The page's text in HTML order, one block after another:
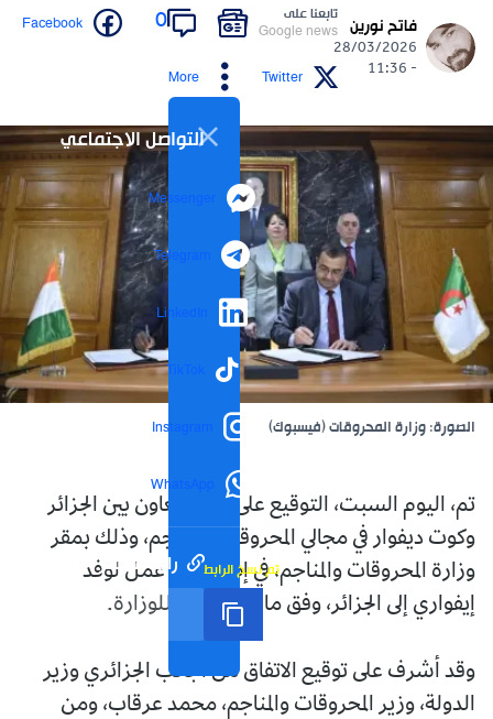
فاتح نورين
28/03/2026
- 11:36
تابعنا على
Google news
0
Facebook
Twitter
More
التواصل الاجتماعي
Messenger
Telegram
LinkedIn
TikTok
Instagram
WhatsApp
رابط مختصر تم نسخ الرابط
الصورة: وزارة المحروقات (فيسبوك)
تم، اليوم السبت، التوقيع على اتفاق تعاون بين الجزائر
وكوت ديفوار في مجالي المحروقات والمناجم، وذلك بمقر
وزارة المحروقات والمناجم، في إطار زيارة عمل لوفد
إيفواري إلى الجزائر، وفق ما أورده بيان للوزارة.
وقد أشرف على توقيع الاتفاق من الجانب الجزائري وزير
الدولة، وزير المحروقات والمناجم، محمد عرقاب، ومن